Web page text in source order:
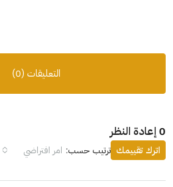
التعليقات (0)
0 إعادة النظر
ترتيب حسب: امر افتراضي اترك تقييمك